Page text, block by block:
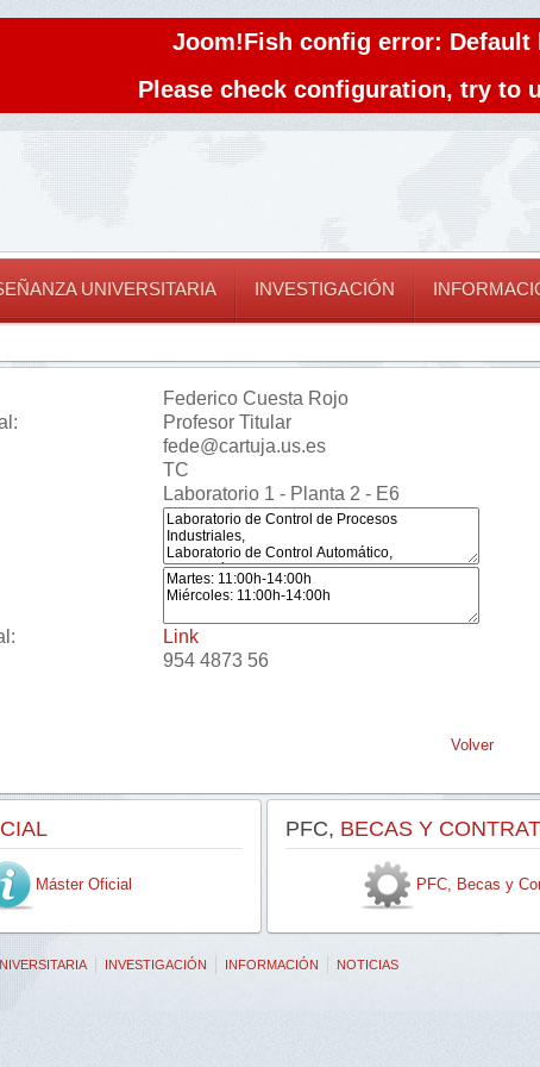
Joom!Fish config error: Default
Please check configuration, try to
UNIVERSITARIA INVESTIGACIÓN
Federico Cuesta Rojo
Profesor Titular
fede@cartuja.us.es
TC
Laboratorio 1 - Planta 2 - E6
Link
954 4873 56
Volver
Máster Oficial
PFC, BECAS Y
PFC, Becas y
INVESTIGACIÓN INFORMACIÓN NOTICIAS